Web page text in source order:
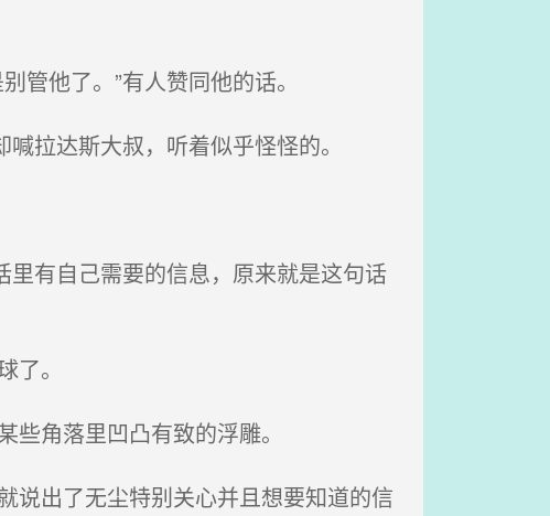
他了。”有人赞同他的话。
拉达斯大叔，听着似乎怪怪的。
有自己需要的信息，原来就是这句话
。
角落里凹凸有致的浮雕。
出了无尘特别关心并且想要知道的信